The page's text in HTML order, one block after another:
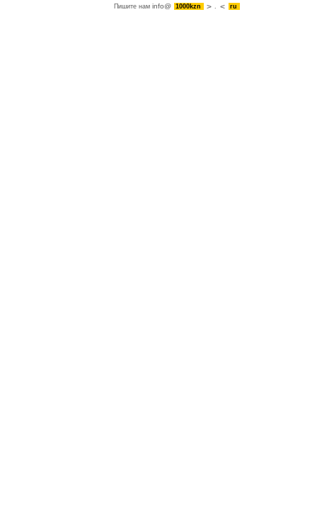
Пишите намinfo@ 1000kzn . ru